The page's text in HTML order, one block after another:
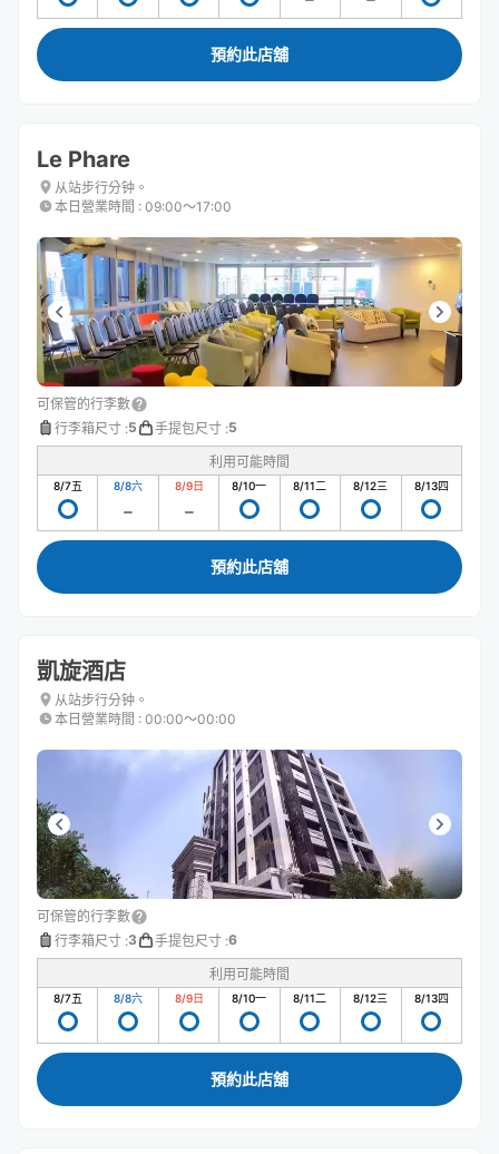
預約此店舖
Le Phare
从站步行分钟。
本日營業時間 : 09:00〜17:00
可保管的行李數
行李箱尺寸 :5 手提包尺寸 :5
利用可能時間
8/7五 8/8六 8/9日 8/10一 8/11二 8/12三 8/13四
預約此店舖
凱旋酒店
从站步行分钟。
本日營業時間 : 00:00〜00:00
可保管的行李數
行李箱尺寸 :3 手提包尺寸 :6
利用可能時間
8/7五 8/8六 8/9日 8/10一 8/11二 8/12三 8/13四
預約此店舖